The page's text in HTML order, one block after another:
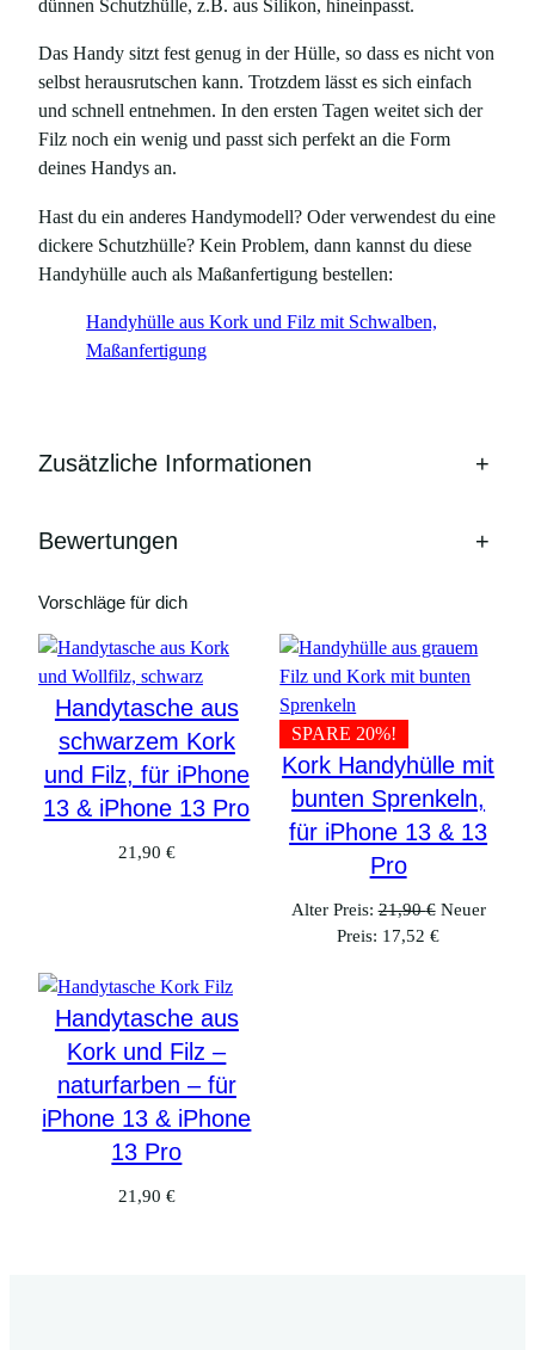
dünnen Schutzhülle, z.B. aus Silikon, hineinpasst.
Das Handy sitzt fest genug in der Hülle, so dass es nicht von
selbst herausrutschen kann. Trotzdem lässt es sich einfach
und schnell entnehmen. In den ersten Tagen weitet sich der
Filz noch ein wenig und passt sich perfekt an die Form
deines Handys an.
Hast du ein anderes Handymodell? Oder verwendest du eine
dickere Schutzhülle? Kein Problem, dann kannst du diese
Handyhülle auch als Maßanfertigung bestellen:
Handyhülle aus Kork und Filz mit Schwalben,
Maßanfertigung
Zusätzliche Informationen +
Bewertungen +
Vorschläge für dich
Handytasche aus
schwarzem Kork
und Filz, für iPhone
13 & iPhone 13 Pro
21,90 €
SPARE 20%!
Kork Handyhülle mit
bunten Sprenkeln,
für iPhone 13 & 13
Pro
Alter Preis: 21,90€
Preis
Neuer
Preis: 17,52€Aktueller
Handytasche aus
Kork und Filz –
naturfarben – für
iPhone 13 & iPhone
13 Pro
21,90 €